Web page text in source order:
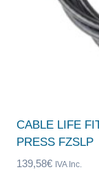
CABLE LIFE
PRESS FZSLP
139,58€ IVA Inc.